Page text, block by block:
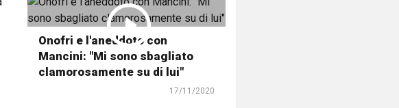
Onofri e l'aneddoto con
Mancini: "Mi sono sbagliato
clamorosamente su di lui"
17/11/2020